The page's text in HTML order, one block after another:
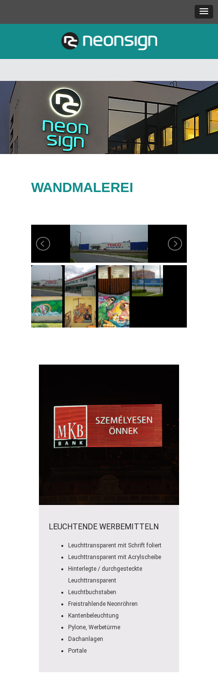
WANDMALEREI
LEUCHTENDE WERBEMITTELN
Leuchttransparent mit Schrift foliert
Leuchttransparent mit Acrylscheibe
Hinterlegte / durchgesteckte
Leuchttransparent
Leuchtbuchstaben
Freistrahlende Neonröhren
Kantenbeleuchtung
Pylone, Werbetürme
Dachanlagen
Portale